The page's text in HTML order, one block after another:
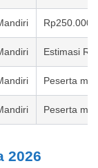
Rp250.000
Estimasi
Peserta
Peserta
2026